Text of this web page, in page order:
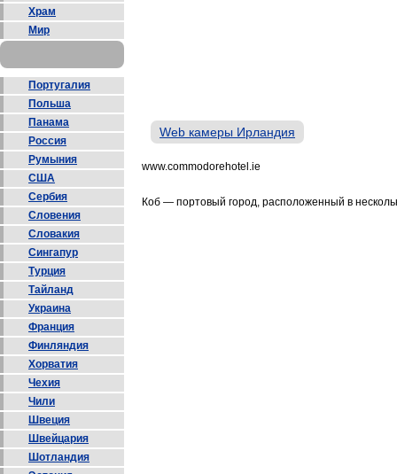
Храм
Мир
Португалия
Польша
Панама
Россия
Румыния
США
Сербия
Словения
Словакия
Сингапур
Турция
Тайланд
Украина
Франция
Финляндия
Хорватия
Чехия
Чили
Швеция
Швейцария
Шотландия
Web камеры Ирландия
www.commodorehotel.ie
Коб — портовый город, расположенный в